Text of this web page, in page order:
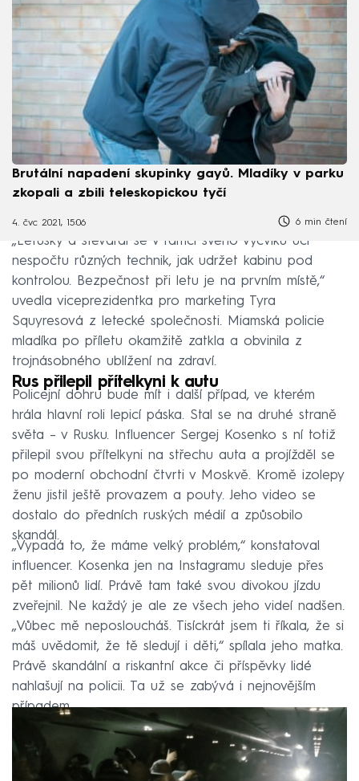
Brutální napadení skupinky gayů. Mladíky v parku
zkopali a zbili teleskopickou tyčí
4. čvc 2021, 15:06 6 min čtení
„Letušky a stevardi se v rámci svého výcviku učí
nespočtu různých technik, jak udržet kabinu pod
kontrolou. Bezpečnost při letu je na prvním místě,“
uvedla viceprezidentka pro marketing Tyra
Squyresová z letecké společnosti. Miamská policie
mladíka po příletu okamžitě zatkla a obvinila z
trojnásobného ublížení na zdraví.
Rus přilepil přítelkyni k autu
Policejní dohru bude mít i další případ, ve kterém
hrála hlavní roli lepicí páska. Stal se na druhé straně
světa – v Rusku. Influencer Sergej Kosenko s ní totiž
přilepil svou přítelkyni na střechu auta a projížděl se
po moderní obchodní čtvrti v Moskvě. Kromě izolepy
ženu jistil ještě provazem a pouty. Jeho video se
dostalo do předních ruských médií a způsobilo
skandál.
„Vypadá to, že máme velký problém,“ konstatoval
influencer. Kosenka jen na Instagramu sleduje přes
pět milionů lidí. Právě tam také svou divokou jízdu
zveřejnil. Ne každý je ale ze všech jeho videí nadšen.
„Vůbec mě neposloucháš. Tisíckrát jsem ti říkala, že si
máš uvědomit, že tě sledují i děti,“ spílala jeho matka.
Právě skandální a riskantní akce či příspěvky lidé
nahlašují na policii. Ta už se zabývá i nejnovějším
případem.